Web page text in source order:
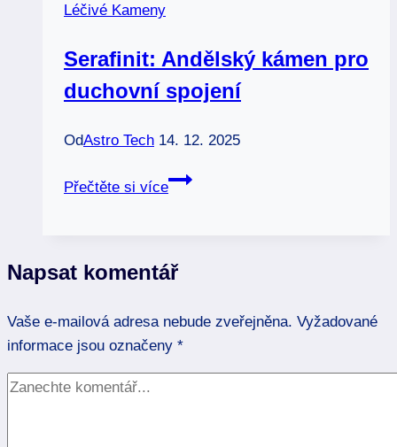
Léčivé Kameny
Serafinit: Andělský kámen pro
duchovní spojení
OdAstro Tech 14. 12. 2025
Přečtěte si více
Serafinit:
duchovní
Napsat komentář
Vaše e-mailová adresa nebude zveřejněna. Vyžadované
informace jsou označeny *